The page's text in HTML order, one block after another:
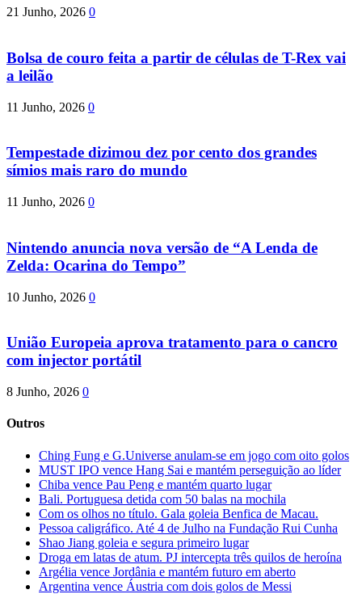
21 Junho, 2026 0
Bolsa de couro feita a partir de células de T-Rex vai
a leilão
11 Junho, 2026 0
Tempestade dizimou dez por cento dos grandes
símios mais raro do mundo
11 Junho, 2026 0
Nintendo anuncia nova versão de “A Lenda de
Zelda: Ocarina do Tempo”
10 Junho, 2026 0
União Europeia aprova tratamento para o cancro
com injector portátil
8 Junho, 2026 0
Outros
Ching Fung e G.Universe anulam-se em jogo com oito golos
MUST IPO vence Hang Sai e mantém perseguição ao líder
Chiba vence Pau Peng e mantém quarto lugar
Bali. Portuguesa detida com 50 balas na mochila
Com os olhos no título. Gala goleia Benfica de Macau.
Pessoa caligráfico. Até 4 de Julho na Fundação Rui Cunha
Shao Jiang goleia e segura primeiro lugar
Droga em latas de atum. PJ intercepta três quilos de heroína
Argélia vence Jordânia e mantém futuro em aberto
Argentina vence Áustria com dois golos de Messi